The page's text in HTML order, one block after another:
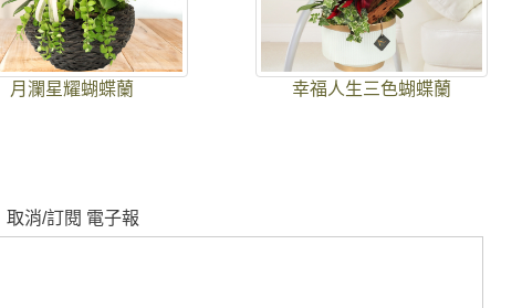
月瀾星耀蝴蝶蘭 幸福人生三色蝴蝶蘭
取消/訂閱 電子報